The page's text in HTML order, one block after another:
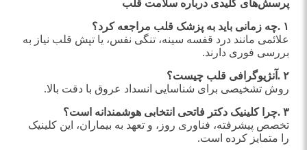
پرسش‌های کلیدی درباره سلامت قلب
۱ .چه زمانی باید به پزشک قلب مراجعه کرد؟
علائمی مانند درد قفسه سینه، تنگی نفس، یا تپش قلب نیاز به
بررسی فوری دارند.
۲.آنژیوگرافی قلب چیست؟
روش تشخیصی برای شناسایی انسداد عروق با دقت بالا.
۳.چرا کلینیک دکتر فاتحی انتخابی هوشمندانه است؟
تخصص پیشرفته، فناوری روز، و تعهد به بیماران، این کلینیک
را متمایز کرده است.